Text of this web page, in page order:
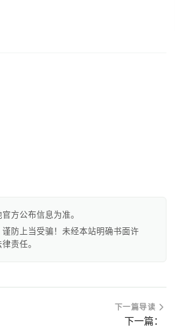
方公布信息为准。
防上当受骗！未经本站明确书面许
责任。
下一篇导读
下一篇：